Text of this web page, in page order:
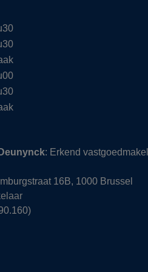
: Erkend
16B, 1000 Brussel